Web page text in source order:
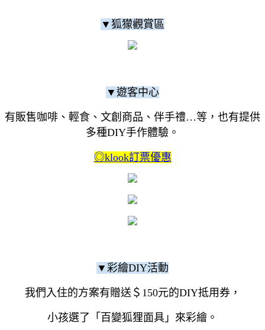
▼狐獴觀賞區
▼遊客中心
有販售咖啡、輕食、文創商品、伴手禮…等，也有提供
多種DIY手作體驗。
◎klook訂票優惠
▼彩繪DIY活動
我們入住的方案有贈送＄150元的DIY抵用券，
小孩選了「百變狐狸面具」來彩繪。